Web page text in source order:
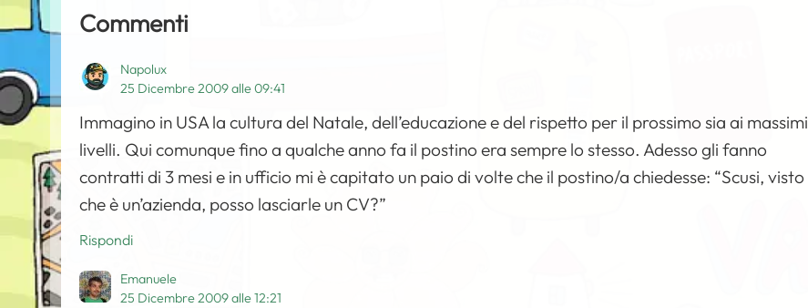
Commenti
Napolux
25 Dicembre 2009 alle 09:41
Immagino in USA la cultura del Natale, dell’educazione e del rispetto per il prossimo sia ai massimi
livelli. Qui comunque fino a qualche anno fa il postino era sempre lo stesso. Adesso gli fanno
contratti di 3 mesi e in ufficio mi è capitato un paio di volte che il postino/a chiedesse: “Scusi, visto
che è un’azienda, posso lasciarle un CV?”
Rispondi
Emanuele
25 Dicembre 2009 alle 12:21